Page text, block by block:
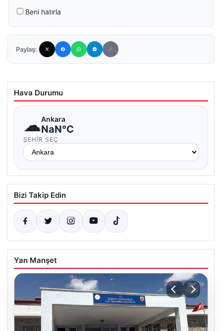
Beni hatırla
Paylaş:
Hava Durumu
☁Ankara
NaN°C
ŞEHIR SEÇ
Bizi Takip Edin
Yan Manşet